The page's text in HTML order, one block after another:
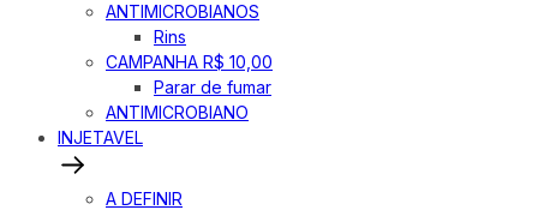
ANTIMICROBIANOS
Rins
CAMPANHA R$ 10,00
Parar de fumar
ANTIMICROBIANO
INJETAVEL
A DEFINIR